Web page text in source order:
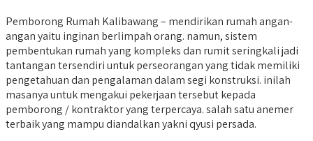
Pemborong Rumah Kalibawang – mendirikan rumah angan-
angan yaitu inginan berlimpah orang. namun, sistem
pembentukan rumah yang kompleks dan rumit seringkali jadi
tantangan tersendiri untuk perseorangan yang tidak memiliki
pengetahuan dan pengalaman dalam segi konstruksi. inilah
masanya untuk mengakui pekerjaan tersebut kepada
pemborong / kontraktor yang terpercaya. salah satu anemer
terbaik yang mampu diandalkan yakni qyusi persada.